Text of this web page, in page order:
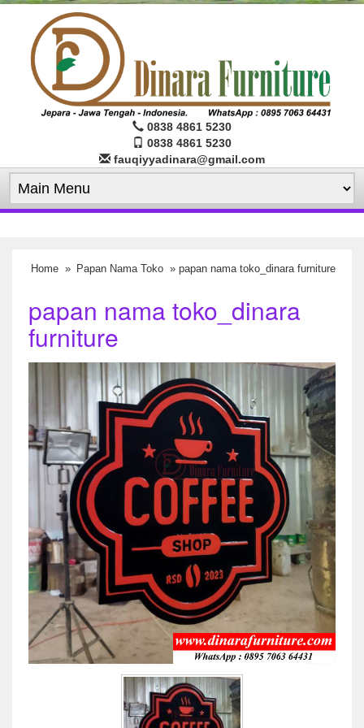
0838 4861 5230
0838 4861 5230
fauqiyyadinara@gmail.com
Home » Papan Nama Toko » papan nama toko_dinara furniture
papan nama toko_dinara
furniture